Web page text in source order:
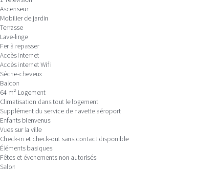
Ascenseur
Mobilier de jardin
Terrasse
Lave-linge
Fer à repasser
Accès internet
Accès internetWifi
Sèche-cheveux
Balcon
64 m² Logement
Climatisation dans tout le logement
Supplément du service de navette aéroport
Enfants bienvenus
Vues sur la ville
Check-in et check-out sans contact disponible
Éléments basiques
Fêtes et évenements non autorisés
Salon